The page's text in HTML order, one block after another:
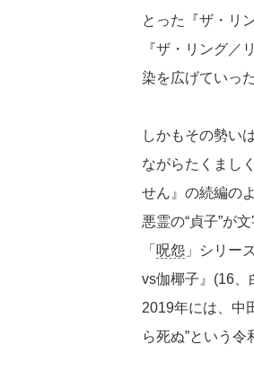
とった『ザ・リ
『ザ・リング／
染を広げていった
しかもその勢い
ながらたくまし
せん』の続編の
悪霊の“貞子”が
「 呪怨 」シリー
vs伽椰子』(16、
2019年には、中
ら死ぬ”という